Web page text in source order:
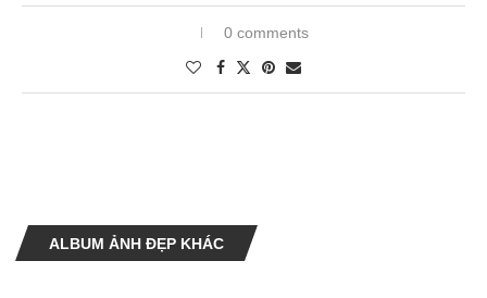
0 comments
ALBUM ẢNH ĐẸP KHÁC